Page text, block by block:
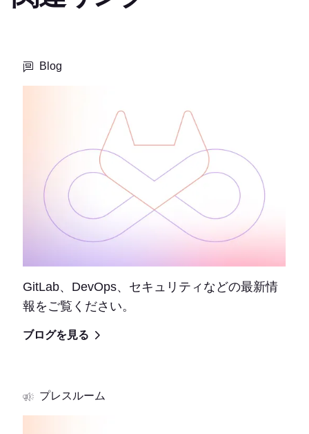
Blog
GitLab、DevOps、セキュリティなどの最新情
報をご覧ください。
ブログを見る
プレスルーム